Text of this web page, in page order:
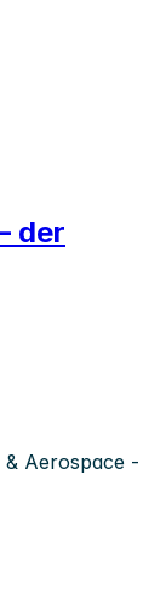
der
Aerospace -